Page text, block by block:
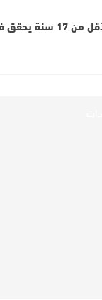
الناشئين بقطر